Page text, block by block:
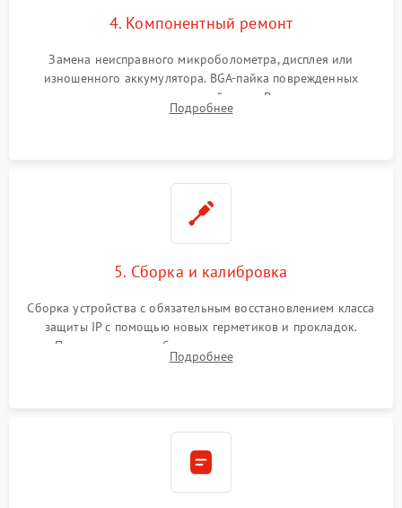
4. Компонентный ремонт
Замена неисправного микроболометра, дисплея или
изношенного аккумулятора. BGA-пайка поврежденных
контроллеров на материнской плате. Восстановление
разъемов и кнопок, замена поврежденных элементов
Подробнее
5. Сборка и калибровка
Сборка устройства с обязательным восстановлением класса
защиты IP с помощью новых герметиков и прокладок.
Программная калибровка матрицы по эталонному
абсолютно черному телу для точного измерения температур.
Подробнее